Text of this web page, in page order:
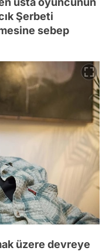
Şerbeti
sebep
üzere devreye